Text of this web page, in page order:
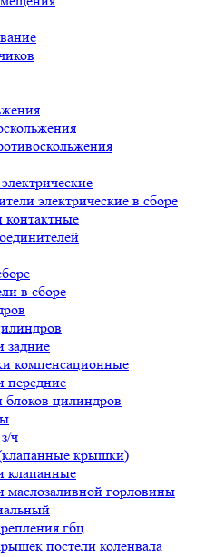
электрические в сборе
контактные
в сборе
компенсационные
блоков цилиндров
ч
крышки)
горловины
гбц
постели коленвала